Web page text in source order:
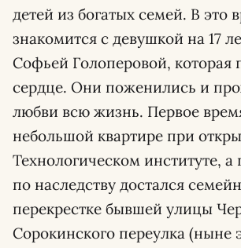
детей из богатых семей. В это
знакомится с девушкой на 17
Софьей Голоперовой, которая
сердце. Они поженились и
любви всю жизнь. Первое
небольшой квартире при
Технологическом институте,
по наследству достался
перекрестке бывшей улицы
Сорокинского переулка (ныне